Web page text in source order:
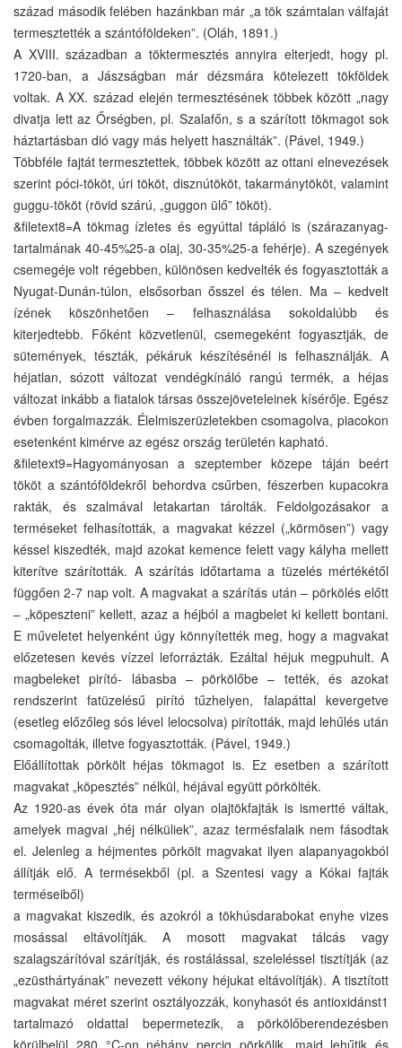
század második felében hazánkban már „a tök számtalan válfaját
termesztették a szántóföldeken”. (Oláh, 1891.)
A XVIII. században a töktermesztés annyira elterjedt, hogy pl.
1720-ban, a Jászságban már dézsmára kötelezett tökföldek
voltak. A XX. század elején termesztésének többek között „nagy
divatja lett az Őrségben, pl. Szalafőn, s a szárított tökmagot sok
háztartásban dió vagy más helyett használták”. (Pável, 1949.)
Többféle fajtát termesztettek, többek között az ottani elnevezések
szerint póci-tököt, úri tököt, disznútököt, takarmánytököt, valamint
guggu-tököt (rövid szárú, „guggon ülő” tököt).
&filetext8=A tökmag ízletes és egyúttal tápláló is (szárazanyag-
tartalmának 40-45%25-a olaj, 30-35%25-a fehérje). A szegények
csemegéje volt régebben, különösen kedvelték és fogyasztották a
Nyugat-Dunán-túlon, elsősorban ősszel és télen. Ma – kedvelt
ízének köszönhetően – felhasználása sokoldalúbb és
kiterjedtebb. Főként közvetlenül, csemegeként fogyasztják, de
sütemények, tészták, pékáruk készítésénél is felhasználják. A
héjatlan, sózott változat vendégkínáló rangú termék, a héjas
változat inkább a fiatalok társas összejöveteleinek kísérője. Egész
évben forgalmazzák. Élelmiszerüzletekben csomagolva, piacokon
esetenként kimérve az egész ország területén kapható.
&filetext9=Hagyományosan a szeptember közepe táján beért
tököt a szántóföldekről behordva csűrben, fészerben kupacokra
rakták, és szalmával letakartan tárolták. Feldolgozásakor a
terméseket felhasították, a magvakat kézzel („körmösen”) vagy
késsel kiszedték, majd azokat kemence felett vagy kályha mellett
kiterítve szárították. A szárítás időtartama a tüzelés mértékétől
függően 2-7 nap volt. A magvakat a szárítás után – pörkölés előtt
– „köpeszteni” kellett, azaz a héjból a magbelet ki kellett bontani.
E műveletet helyenként úgy könnyítették meg, hogy a magvakat
előzetesen kevés vízzel leforrázták. Ezáltal héjuk megpuhult. A
magbeleket pirító- lábasba – pörkölőbe – tették, és azokat
rendszerint fatüzelésű pirító tűzhelyen, falapáttal kevergetve
(esetleg előzőleg sós lével lelocsolva) pirították, majd lehűlés után
csomagolták, illetve fogyasztották. (Pável, 1949.)
Előállítottak pörkölt héjas tökmagot is. Ez esetben a szárított
magvakat „köpesztés” nélkül, héjával együtt pörkölték.
Az 1920-as évek óta már olyan olajtökfajták is ismertté váltak,
amelyek magvai „héj nélküliek”, azaz termésfalaik nem fásodtak
el. Jelenleg a héjmentes pörkölt magvakat ilyen alapanyagokból
állítják elő. A termésekből (pl. a Szentesi vagy a Kókai fajták
terméseiből)
a magvakat kiszedik, és azokról a tökhúsdarabokat enyhe vizes
mosással eltávolítják. A mosott magvakat tálcás vagy
szalagszárítóval szárítják, és rostálással, szeleléssel tisztítják (az
„ezüsthártyának” nevezett vékony héjukat eltávolítják). A tisztított
magvakat méret szerint osztályozzák, konyhasót és antioxidánst1
tartalmazó oldattal bepermetezik, a pörkölőberendezésben
körülbelül 280 °C-on néhány percig pörkölik, majd lehűtik és